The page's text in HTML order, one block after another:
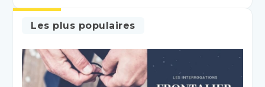
Les plus populaires